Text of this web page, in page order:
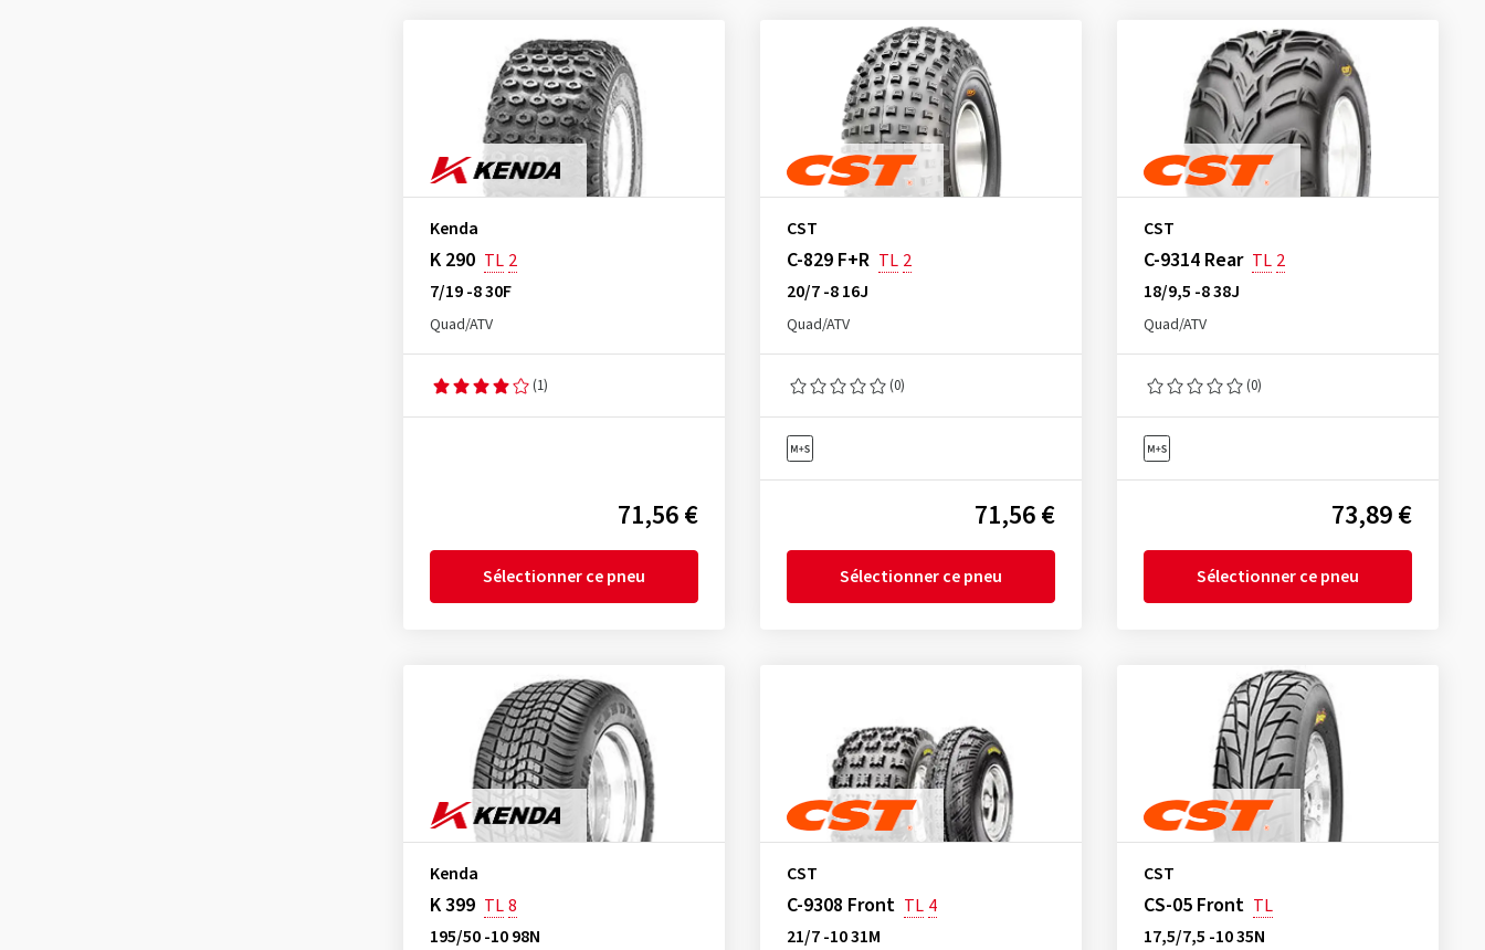
Kenda
K 290 TL 2
7/19 -8 30F
Quad/ATV
(1)
71,56 €
Sélectionner ce pneu
CST
C-829 F+R TL 2
20/7 -8 16J
Quad/ATV
(0)
71,56 €
Sélectionner ce pneu
CST
C-9314 Rear TL 2
18/9,5 -8 38J
Quad/ATV
(0)
73,89 €
Sélectionner ce pneu
Kenda
K 399 TL8
195/50 -10 98N
CST
C-9308 Front TL 4
21/7 -10 31M
CST
CS-05 Front TL
17,5/7,5 -10 35N